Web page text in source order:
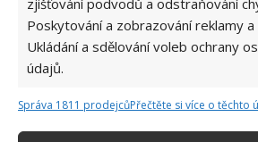
zjišťování podvodů a odstraňování
Poskytování a zobrazování reklamy a
Ukládání a sdělování voleb ochrany
údajů.
Správa 1811 prodejcůPřečtěte si více o těchto
Každý vlak je zařízen krapet
jednoho jsou stejně kouzelné a
něco podobného pro podnikavé
Obrázky: brightside.me